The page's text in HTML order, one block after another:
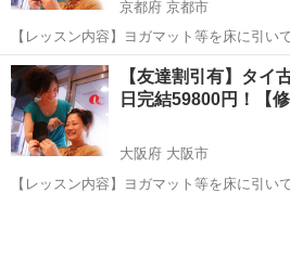
京都府 京都市
【レッスン内容】ヨガマット等を床に引い
す。レッスンは学科と実技を行います。お
ま行います。お客様へ圧をゆっくり加えな
と、ヨガの要素を兼ね備えたストレッチを...
京都 京都市 マッサージ
【友達割引有】タイ
日完結59800円！【
大阪府 大阪市
【レッスン内容】ヨガマット等を床に引い